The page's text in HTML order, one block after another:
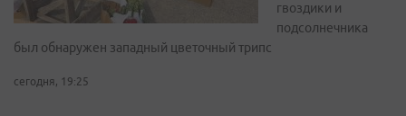
гвоздики и
подсолнечника
был обнаружен западный цветочный трипс
сегодня, 19:25